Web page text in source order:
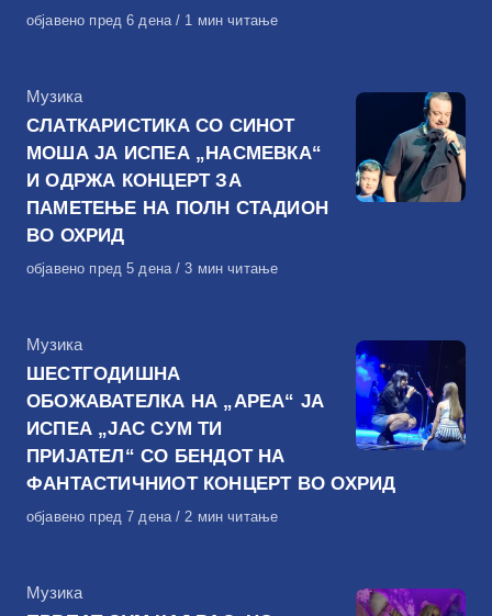
Објавено
објавено пред 6 дена 1 мин читање
КАтегорија
Музика
СЛАТКАРИСТИКА СО СИНОТ
МОША ЈА ИСПЕА „НАСМЕВКА“
И ОДРЖА КОНЦЕРТ ЗА
ПАМЕТЕЊЕ НА ПОЛН СТАДИОН
ВО ОХРИД
Објавено
објавено пред 5 дена 3 мин читање
КАтегорија
Музика
ШЕСТГОДИШНА
ОБОЖАВАТЕЛКА НА „АРЕА“ ЈА
ИСПЕА „ЈАС СУМ ТИ
ПРИЈАТЕЛ“ СО БЕНДОТ НА
ФАНТАСТИЧНИОТ КОНЦЕРТ ВО ОХРИД
Објавено
објавено пред 7 дена 2 мин читање
КАтегорија
Музика